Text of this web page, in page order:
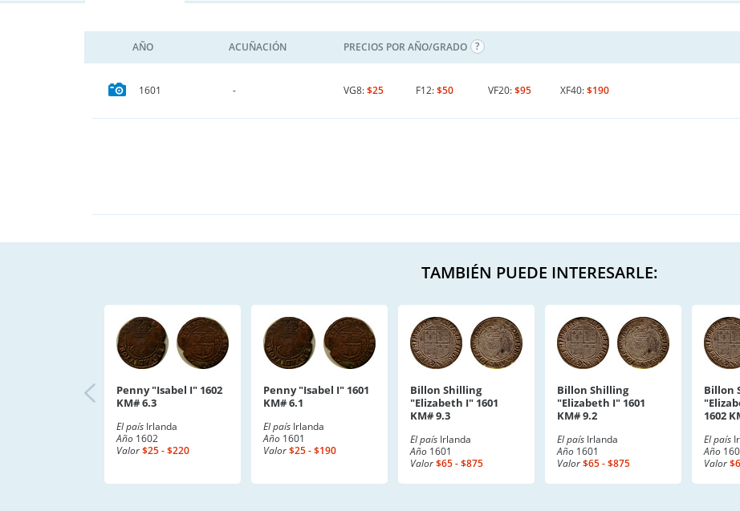
AÑO ACUÑACIÓN PRECIOS POR AÑO/GRADO
1601 - VG8:$25 F12:$50 VF20:$95 XF40:$190
TAMBIÉN PUEDE INTERESARLE:
Penny "Isabel I" 1602
KM# 6.3
El país Irlanda
Año 1602
Valor$25 - $220
Penny "Isabel I" 1601
KM# 6.1
El país Irlanda
Año 1601
Valor$25 - $190
Billon Shilling
"Elizabeth I" 1601
KM# 9.3
El país Irlanda
Año 1601
Valor$65 - $875
Billon Shilling
"Elizabeth I" 1601
KM# 9.2
El país Irlanda
Año 1601
Valor$65 - $875
Billon
1602
El país
Año
Valor